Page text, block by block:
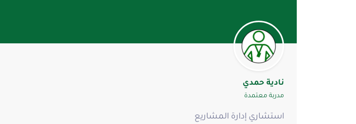
نادية حمدي
مدربة معتمدة
استشاري إدارة المشاريع